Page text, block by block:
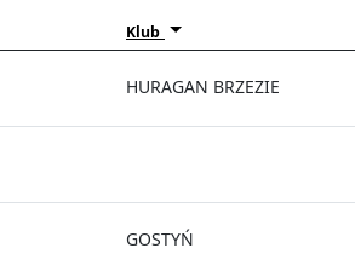
Klub
HURAGAN BRZEZIE
GOSTYŃ